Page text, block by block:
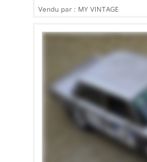
Vendu par : MY VINTAGE